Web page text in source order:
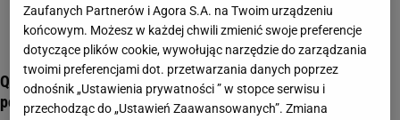
Quiz dyktando na literę C. Bez kompletu punktów wracaj do
podstawówki!
Zaufanych Partnerów i Agora S.A. na Twoim urządzeniu
końcowym. Możesz w każdej chwili zmienić swoje preferencje
dotyczące plików cookie, wywołując narzędzie do zarządzania
twoimi preferencjami dot. przetwarzania danych poprzez
odnośnik „Ustawienia prywatności ” w stopce serwisu i
przechodząc do „Ustawień Zaawansowanych”. Zmiana